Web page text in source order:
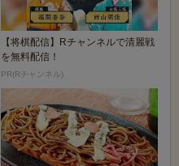
【将棋配信】Rチャンネルで清麗戦
を無料配信！
PR(Rチャンネル)